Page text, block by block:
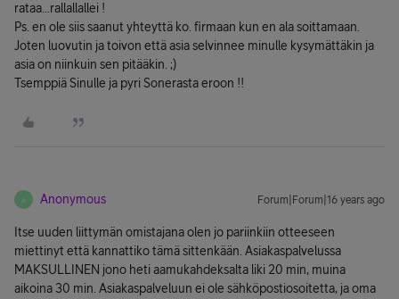
rataa...rallallallei !
Ps. en ole siis saanut yhteyttä ko. firmaan kun en ala soittamaan.
Joten luovutin ja toivon että asia selvinnee minulle kysymättäkin ja
asia on niinkuin sen pitääkin. ;)
Tsemppiä Sinulle ja pyri Sonerasta eroon !!
A Anonymous Forum|Forum|16 years ago
Itse uuden liittymän omistajana olen jo pariinkiin otteeseen
miettinyt että kannattiko tämä sittenkään. Asiakaspalvelussa
MAKSULLINEN jono heti aamukahdeksalta liki 20 min, muina
aikoina 30 min. Asiakaspalveluun ei ole sähköpostiosoitetta, ja oma